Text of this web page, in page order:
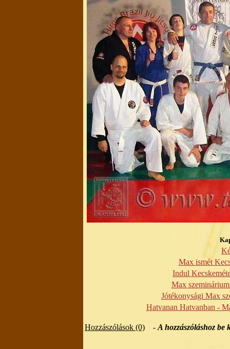
Max ismét
Indul
Max
Jótékonysági Max
Hatvanan Hatvanban -
Hozzászólások (0) - A hozzászóláshoz be